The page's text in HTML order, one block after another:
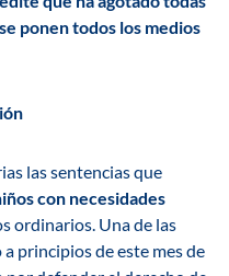
ponen todos los medios
las sentencias que
con necesidades
ordinarios. Una de las
principios de este mes de